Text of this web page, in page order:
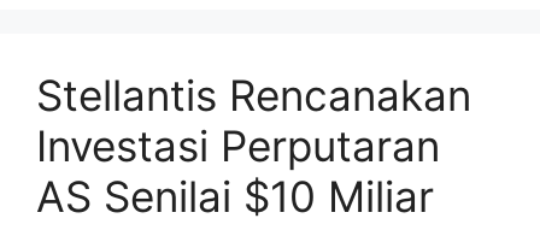
Stellantis Rencanakan
Investasi Perputaran
AS Senilai $10 Miliar